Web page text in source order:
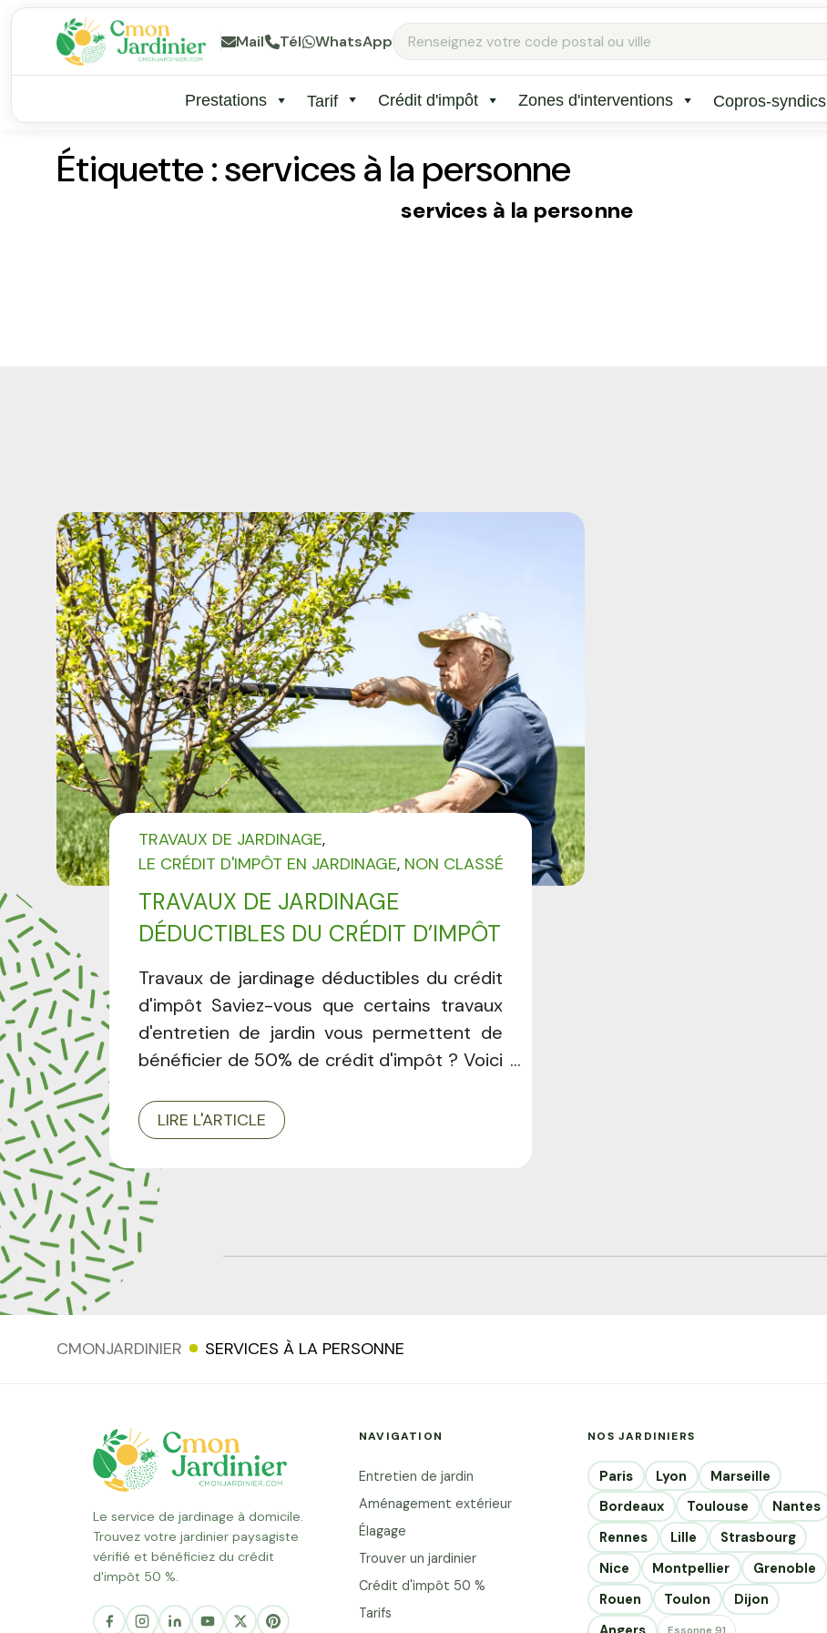
Mail Tél WhatsApp
Rechercher
:
Prestations Tarif Crédit d'impôt Zones d'interventions Copros-syndics
Étiquette :services à la personne
services à la personne
TRAVAUX DE JARDINAGE
DÉDUCTIBLES DU CRÉDIT D’IMPÔT
TRAVAUX DE JARDINAGE
LE CRÉDIT D'IMPÔT EN JARDINAGE NON CLASSÉ
Travaux de jardinage déductibles du crédit
d'impôt Saviez-vous que certains travaux
d'entretien de jardin vous permettent de
bénéficier de 50% de crédit d'impôt ? Voici
pour réduire le coût de l'entretien de votre
espace vert. L'essentiel à retenir 50% de
crédit d'impôt sur les travaux d'entretien
de jardin Plafond : 5 000 €/an de dépenses
(soit 2 500 € de crédit) Résidence
principale ou secondaire située en France
sont éligibles au crédit d'impôt. Ces
pelouse Tonte régulière du gazon,
ramassage de l'herbe coupée
Débroussaillage... Lire la suite
LIRE L'ARTICLE
CMONJARDINIER SERVICES À LA PERSONNE
Le service de jardinage à domicile.
Trouvez votre jardinier paysagiste
vérifié et bénéficiez du crédit
d'impôt 50 %.
NAVIGATION
Entretien de jardin
Aménagement extérieur
Élagage
Trouver un jardinier
Crédit d'impôt 50 %
Tarifs
NOS JARDINIERS
Paris Lyon
Marseille
Bordeaux
Toulouse
Nantes
Rennes
Lille
Strasbourg
Nice
Montpellier
Grenoble
Rouen
Toulon
Dijon